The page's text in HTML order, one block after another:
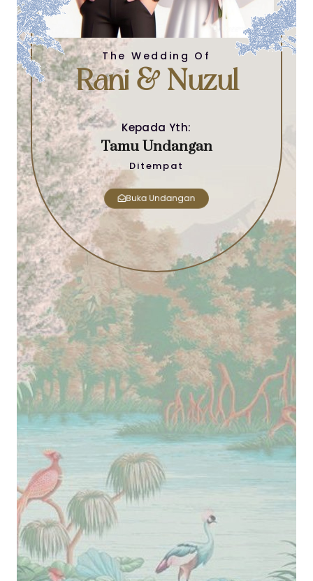
The Wedding Of
Rani & Nuzul
Kepada Yth:
Tamu Undangan
Ditempat
Buka Undangan